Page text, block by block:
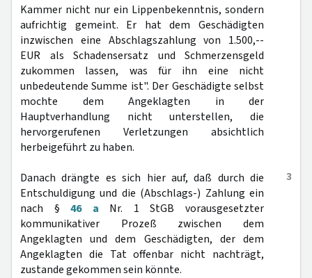
Kammer nicht nur ein Lippenbekenntnis, sondern
aufrichtig gemeint. Er hat dem Geschädigten
inzwischen eine Abschlagszahlung von 1.500,--
EUR als Schadensersatz und Schmerzensgeld
zukommen lassen, was für ihn eine nicht
unbedeutende Summe ist". Der Geschädigte selbst
mochte dem Angeklagten in der
Hauptverhandlung nicht unterstellen, die
hervorgerufenen Verletzungen absichtlich
herbeigeführt zu haben.
3
Danach drängte es sich hier auf, daß durch die
Entschuldigung und die (Abschlags-) Zahlung ein
nach §46 a Nr. 1 StGB vorausgesetzter
kommunikativer Prozeß zwischen dem
Angeklagten und dem Geschädigten, der dem
Angeklagten die Tat offenbar nicht nachträgt,
zustande gekommen sein könnte.